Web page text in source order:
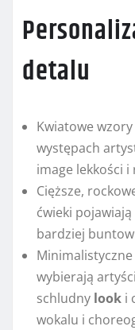
detalu
Kwiatowe
występach
image lekkości
Cięższe,
ćwieki
bardziej
wybierają
schludny look i
wokalu i